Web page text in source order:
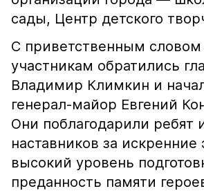
сады, Центр детского
С приветственным словом
участникам обратились
Владимир Климкин и
генерал-майор Евгений
Они поблагодарили ребят
наставников за
высокий уровень
преданность памяти